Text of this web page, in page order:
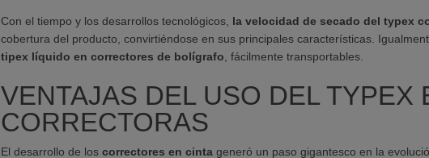
Con el tiempo y los desarrollos tecnológicos, la velocidad de secado del typex
cobertura del producto, convirtiéndose en sus principales características.
tipex líquido en correctores de bolígrafo, fácilmente transportables.
VENTAJAS DEL USO DEL TYPEX
CORRECTORAS
El desarrollo de loscorrectores en cinta generó un paso gigantesco en la